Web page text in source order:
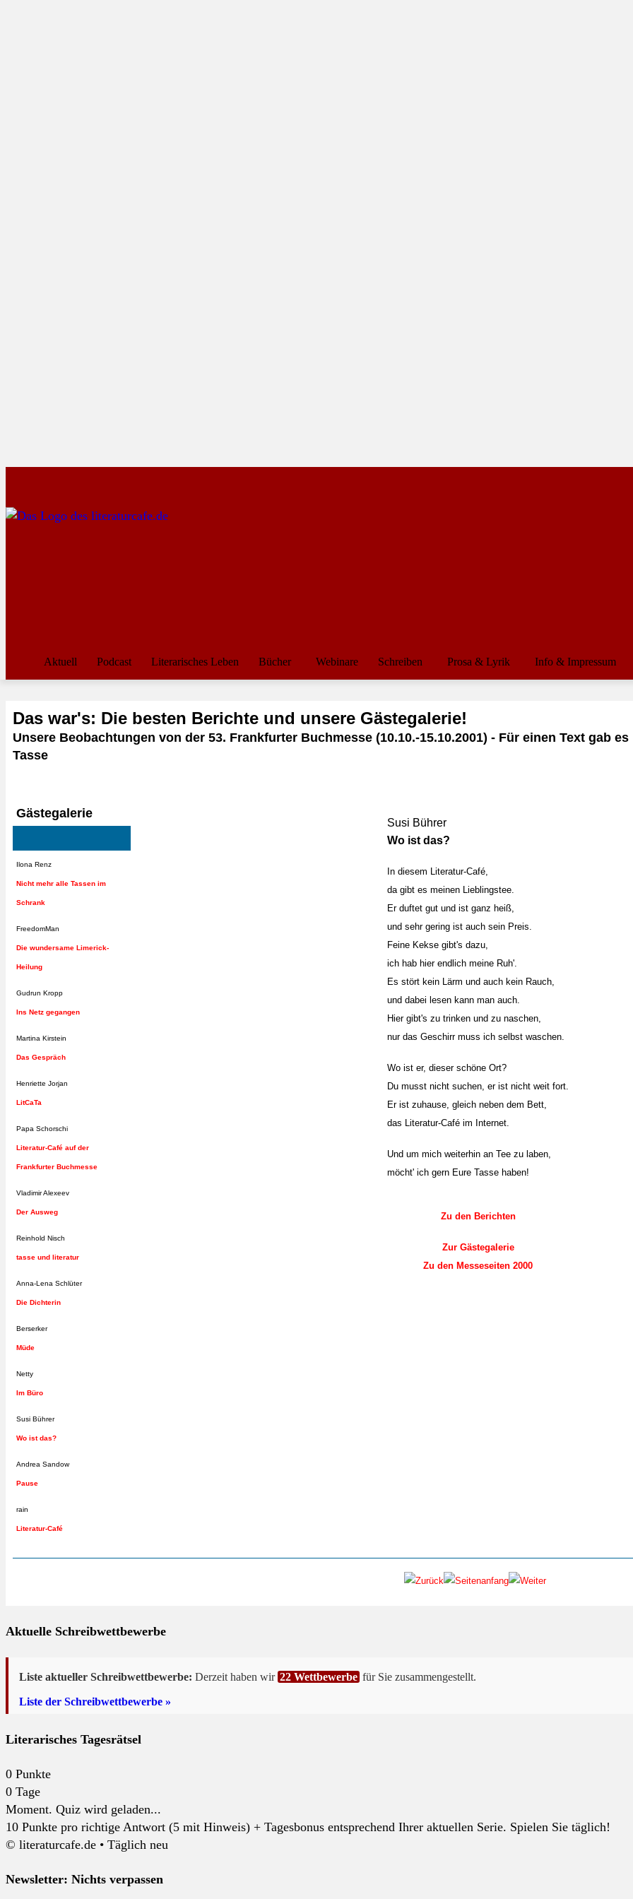
Aktuell Podcast Literarisches Leben Bücher Webinare Schreiben Prosa & Lyrik Info & Impressum
Das war's: Die besten Berichte und unsere Gästegalerie!
Unsere Beobachtungen von der 53. Frankfurter Buchmesse (10.10.-15.10.2001) - Für einen Text gab
Tasse
Gästegalerie
Ilona Renz
Nicht mehr alle Tassen im
Schrank
FreedomMan
Die wundersame Limerick-
Heilung
Gudrun Kropp
Ins Netz gegangen
Martina Kirstein
Das Gespräch
Henriette Jorjan
LitCaTa
Papa Schorschi
Literatur-Café auf der
Frankfurter Buchmesse
Vladimir Alexeev
Der Ausweg
Reinhold Nisch
tasse und literatur
Anna-Lena Schlüter
Die Dichterin
Berserker
Müde
Netty
Im Büro
Susi Bührer
Wo ist das?
Andrea Sandow
Pause
rain
Literatur-Café
Susi Bührer
Wo ist das?
In diesem Literatur-Café,
da gibt es meinen Lieblingstee.
Er duftet gut und ist ganz heiß,
und sehr gering ist auch sein Preis.
Feine Kekse gibt's dazu,
ich hab hier endlich meine Ruh'.
Es stört kein Lärm und auch kein Rauch,
und dabei lesen kann man auch.
Hier gibt's zu trinken und zu naschen,
nur das Geschirr muss ich selbst waschen.
Wo ist er, dieser schöne Ort?
Du musst nicht suchen, er ist nicht weit fort.
Er ist zuhause, gleich neben dem Bett,
das Literatur-Café im Internet.
Und um mich weiterhin an Tee zu laben,
möcht' ich gern Eure Tasse haben!
Zu den Berichten
Zur Gästegalerie
Zu den Messeseiten 2000
Aktuelle Schreibwettbewerbe
Liste aktueller Schreibwettbewerbe: Derzeit haben wir 22 Wettbewerbe für Sie zusammengestellt.
Liste der Schreibwettbewerbe »
Literarisches Tagesrätsel
0 Punkte
0 Tage
Moment. Quiz wird geladen...
10 Punkte pro richtige Antwort (5 mit Hinweis) + Tagesbonus entsprechend Ihrer aktuellen Serie. Spielen Sie täglich!
© literaturcafe.de • Täglich neu
Newsletter: Nichts verpassen